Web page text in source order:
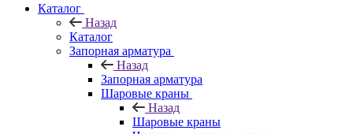
Каталог
Назад
Каталог
Запорная арматура
Назад
Запорная арматура
Шаровые краны
Назад
Шаровые краны